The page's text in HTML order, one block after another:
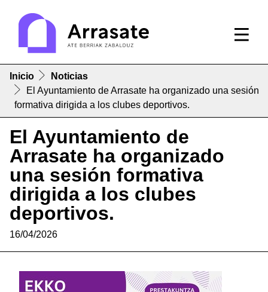
Inicio
Noticias
El Ayuntamiento de Arrasate ha organizado una sesión
formativa dirigida a los clubes deportivos.
El Ayuntamiento de
Arrasate ha organizado
una sesión formativa
dirigida a los clubes
deportivos.
16/04/2026